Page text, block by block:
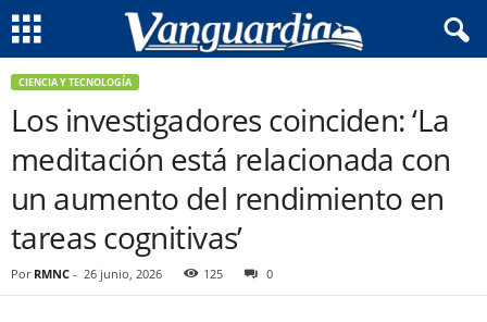
CIENCIA Y TECNOLOGÍA
Los investigadores coinciden: ‘La
meditación está relacionada con
un aumento del rendimiento en
tareas cognitivas’
Por RMNC - 26 junio, 2026 125 0